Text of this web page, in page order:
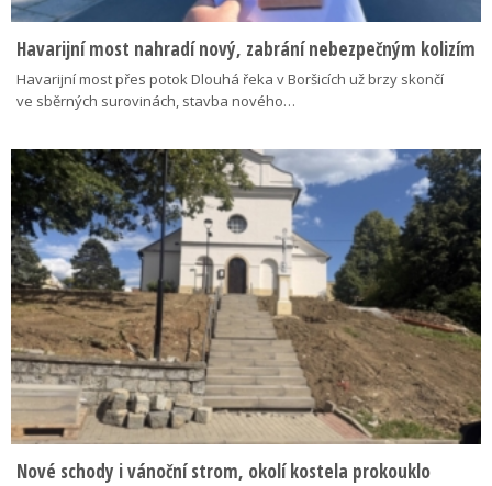
Havarijní most nahradí nový, zabrání nebezpečným kolizím
Havarijní most přes potok Dlouhá řeka v Boršicích už brzy skončí
ve sběrných surovinách, stavba nového…
Nové schody i vánoční strom, okolí kostela prokouklo